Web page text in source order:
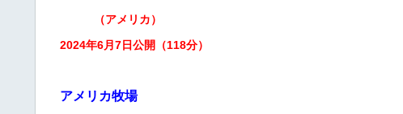
（アメリカ）
2024年6月7日公開（118分）
アメリカ牧場